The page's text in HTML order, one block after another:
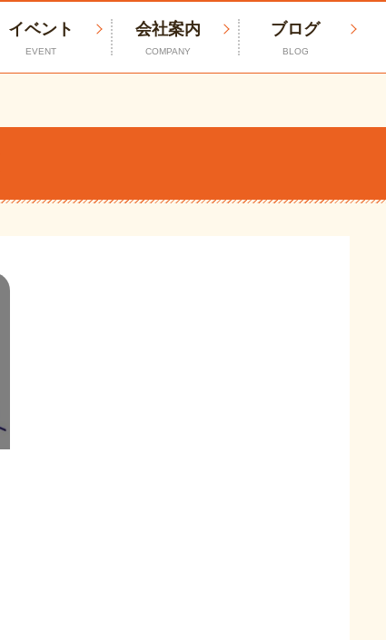
イベント
EVENT
会社案内
COMPANY
ブログ
BLOG